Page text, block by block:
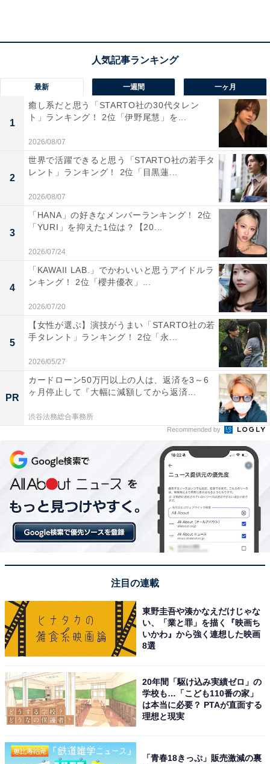
「完全な地底湖の屋内スポットなので、梅雨の強い
雨の日でも天候を一切気にせず観光を楽しめるから
です」（40代女性／鹿児島県）
「雨の日でも観光しやすく、神秘的な景色を楽しめ
そうだからです。洞窟内の青い地底湖を一度見てみ
見事1位を獲得したのは、県庁所在地である「盛岡市」
です。盛岡城跡公園の美しい新緑が梅雨の雨に映えるだ
けでなく、市内には歴史的なレンガ造りの建造物や美術
館などの屋内見どころが豊富。さらに、雨の日でも快適
に「盛岡冷麺」「じゃじゃ麺」「わんこそば」といった
名物グルメの食べ歩きを楽しめる点が高評価へと繋がり
ました。
「美味しいお店がたくさんあってグルメ巡りを楽し
めそう」（40代女性／神奈川県）
「梅雨時だからこそ涼しい気分になれる盛岡冷麺を
食べたい」（30代女性／福島県）
最新 一週間 一ヶ月
1
癒し系だと思う「STARTO社の30代タレン
ト」ランキング！ 2位「伊野尾慧」を...
2026/08/07
2
世界で活躍できると思う「STARTO社の若手タ
レント」ランキング！ 2位「目黒蓮...
2026/08/07
3
「HANA」の好きなメンバーランキング！ 2位
「YURI」を抑えた1位は？【20...
2026/07/24
4
「KAWAII LAB.」でかわいいと思うアイドルラ
ンキング！ 2位「櫻井優衣」...
2026/07/20
5
【女性が選ぶ】演技がうまい「STARTO社の若
手タレント」ランキング！ 2位「永...
2026/05/27
PR
カードローン50万円以上の人は、返済を3～6
ヶ月停止して『大幅に減額してから返済...
渋谷法務総合事務所
Recommended by
注目の連載
東野圭吾や湊かなえだけじゃな
い、「業と罪」を描く『映画ち
いかわ』から強く連想した映画
8選
20年間「駆け込み実績ゼロ」の
学校も…「こども110番の家」
は本当に必要？ PTAが直面する
理想と現実
「青春18きっぷ」販売激減の裏